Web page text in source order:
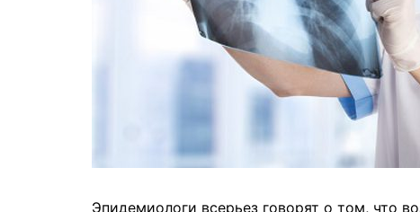
Эпидемиологи всерьез говорят о том, что